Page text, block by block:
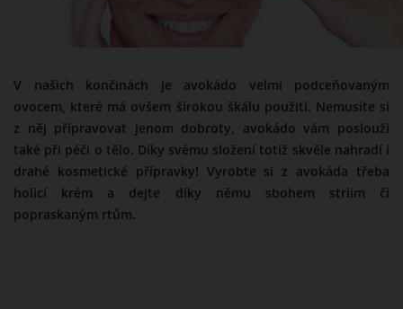
V našich končinách je avokádo velmi podceňovaným
ovocem, které má ovšem širokou škálu použití. Nemusíte si
z něj připravovat jenom dobroty, avokádo vám poslouží
také při péči o tělo. Díky svému složení totiž skvěle nahradí i
drahé kosmetické přípravky! Vyrobte si z avokáda třeba
holicí krém a dejte díky němu sbohem striím či
popraskaným rtům.